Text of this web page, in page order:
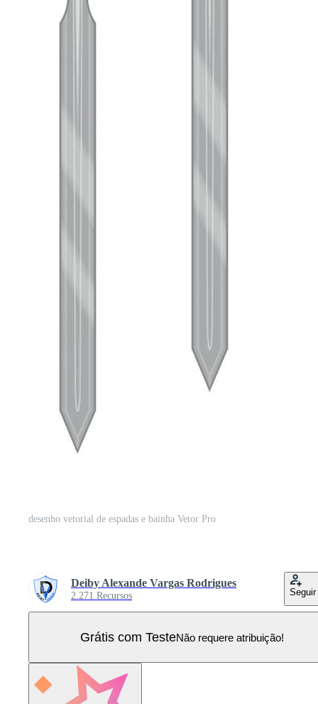
desenho vetorial de espadas e bainha Vetor Pro
Deiby Alexande Vargas Rodrigues
2.271 Recursos Seguir
Grátis com TesteNão requere atribuição!